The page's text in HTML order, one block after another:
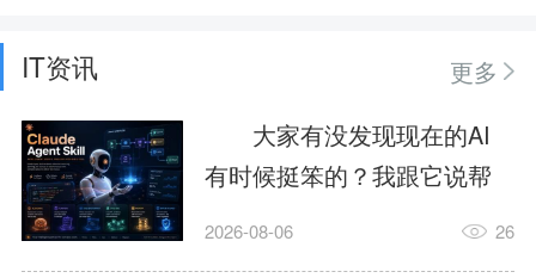
IT资讯
更多
大家有没发现现在的AI
有时候挺笨的？我跟它说帮
我订个明天早上的闹钟，它
2026-08-06 26